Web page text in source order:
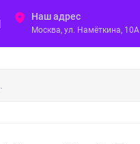
Наш адрес
Москва, ул. Намёткина, 10А